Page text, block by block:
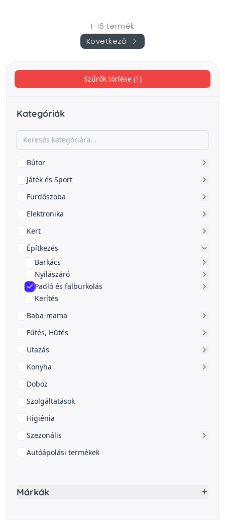
Szűrők törlése (1)
Kategóriák
Bútor
Játék és Sport
Fürdőszoba
Elektronika
Kert
Építkezés
Barkács
Nyílászáró
Padló és falburkolás
Kerítés
Baba-mama
Fűtés, Hűtés
Utazás
Konyha
Doboz
Szolgáltatások
Higiénia
Szezonális
Autóápolási termékek
Márkák
1-16 termék
Következő